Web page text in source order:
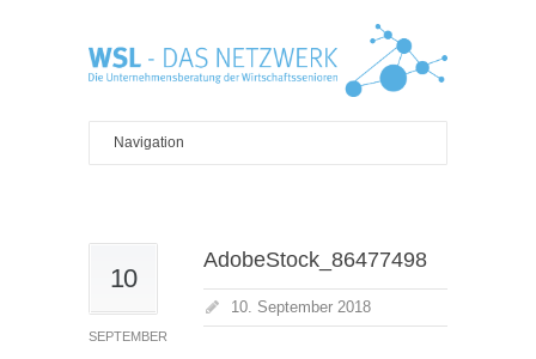
10
SEPTEMBER
AdobeStock_86477498
10. September 2018